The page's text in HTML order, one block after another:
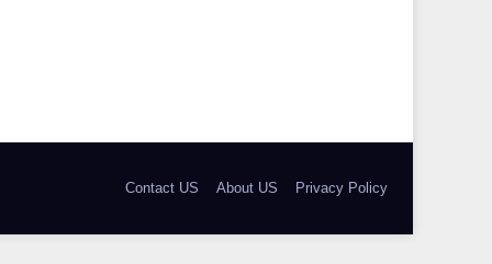
Contact US About US Privacy Policy